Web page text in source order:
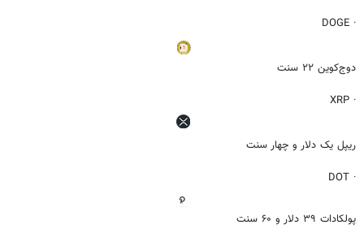
· DOGE
دوج‌کوین ۲۲ سنت
· XRP
ریپل یک دلار و چهار سنت
· DOT
پولکادات ۳۹ دلار و ۶۰ سنت